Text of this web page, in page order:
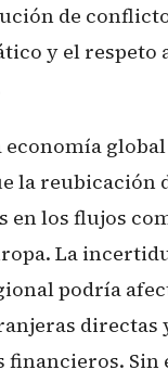
de
y el respeto
economía
la reubicación
en los flujos
La
podría
directas
financieros. Sin